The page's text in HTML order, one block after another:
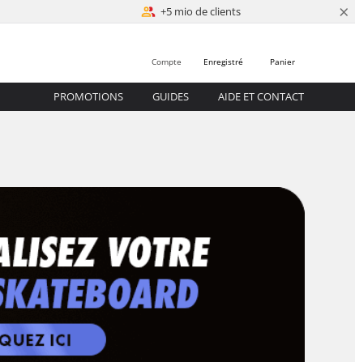
+5 mio de clients ×
Panier
Enregistré
Compte
PROMOTIONS GUIDES AIDE ET CONTACT